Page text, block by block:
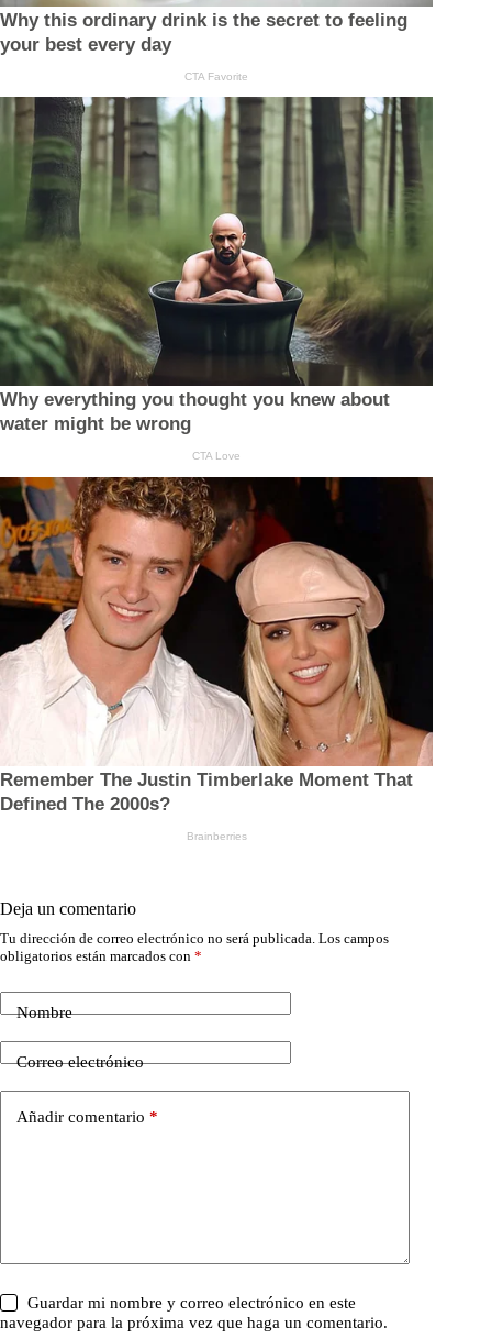
Deja un comentario
Tu dirección de correo electrónico no será publicada. Los campos
obligatorios están marcados con *
Nombre
Correo electrónico
Añadir comentario *
Guardar mi nombre y correo electrónico en este
navegador para la próxima vez que haga un comentario.